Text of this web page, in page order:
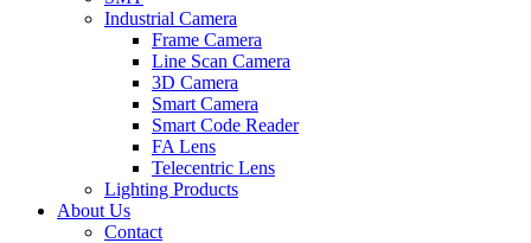
Industrial Camera
Frame Camera
Line Scan Camera
3D Camera
Smart Camera
Smart Code Reader
FA Lens
Telecentric Lens
Lighting Products
About Us
Contact